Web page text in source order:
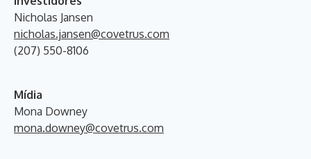
Nicholas Jansen
nicholas.jansen@covetrus.com
(207) 550-8106
Mídia
Mona Downey
mona.downey@covetrus.com